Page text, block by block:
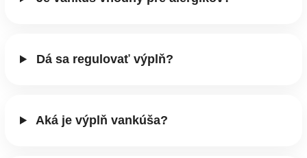
Dá sa regulovať výplň?
Aká je výplň vankúša?